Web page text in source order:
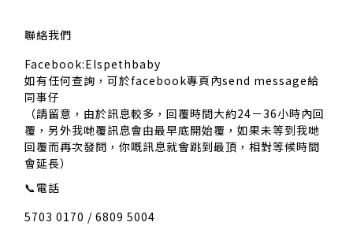
聯絡我們
Facebook:Elspethbaby
如有任何查詢，可於facebook專頁內send message給
同事仔
（請留意，由於訊息較多，回覆時間大約24－36小時內回
覆，另外我哋覆訊息會由最早底開始覆，如果未等到我哋
回覆而再次發問，你嘅訊息就會跳到最頂，相對等候時間
會延長）
📞電話
5703 0170 / 6809 5004